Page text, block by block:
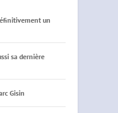
un
sa dernière
Gisin